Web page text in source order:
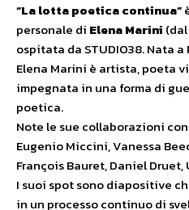
“La lotta poetica continua”
personale di Elena Marini
ospitata da STUDIO38. Nata a
Elena Marini è artista, poeta
impegnata in una forma di
poetica.
Note le sue collaborazioni
Eugenio Miccini, Vanessa
François Bauret, Daniel Druet,
I suoi spot sono diapositive
in un processo continuo di